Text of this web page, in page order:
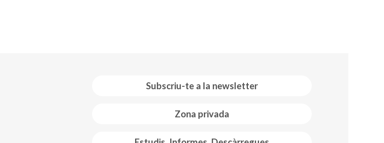
Subscriu-te a la newsletter
Zona privada